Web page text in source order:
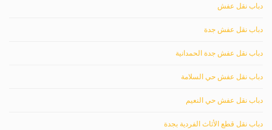
دباب نقل عفش
دباب نقل عفش جدة
دباب نقل عفش جدة الحمدانية
دباب نقل عفش حي السلامة
دباب نقل عفش حي النعيم
دباب نقل قطع الأثاث الفردية بجدة